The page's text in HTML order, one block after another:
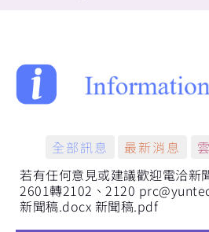
全部訊息 最新消息
若有任何意見或建議歡迎電洽新
2601轉2102、2120
新聞稿.docx 新聞稿.pdf